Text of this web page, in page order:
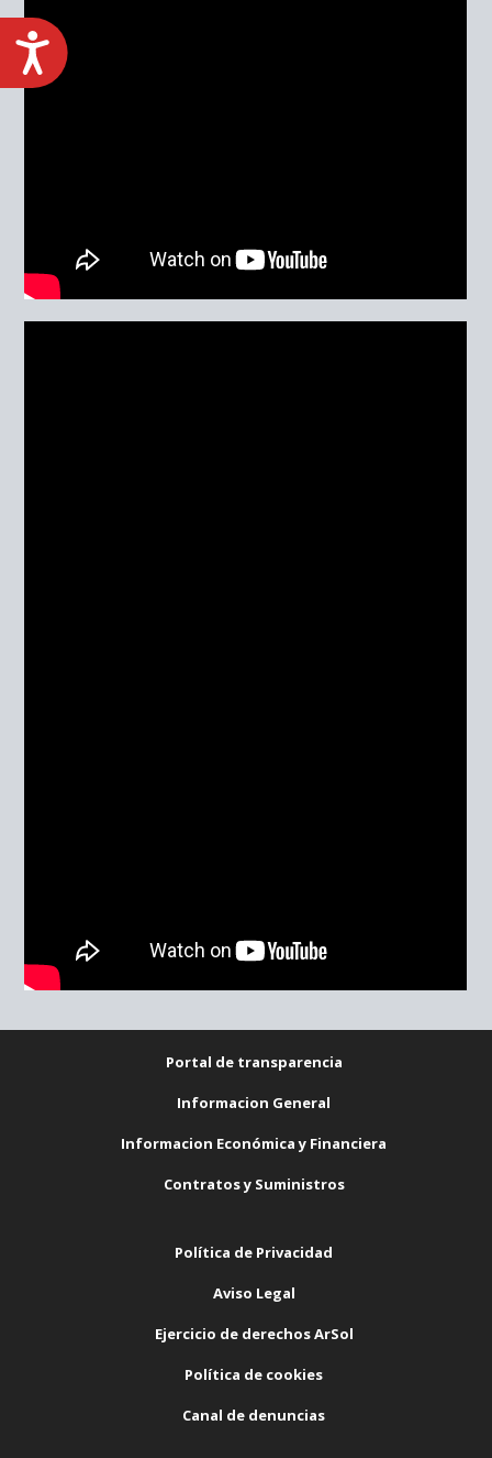
ACCESIBILIDAD
Portal de transparencia
Informacion General
Informacion Económica y Financiera
Contratos y Suministros
Política de Privacidad
Aviso Legal
Ejercicio de derechos ArSol
Política de cookies
Canal de denuncias